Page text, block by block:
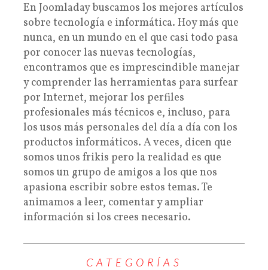
En Joomladay buscamos los mejores artículos
sobre tecnología e informática. Hoy más que
nunca, en un mundo en el que casi todo pasa
por conocer las nuevas tecnologías,
encontramos que es imprescindible manejar
y comprender las herramientas para surfear
por Internet, mejorar los perfiles
profesionales más técnicos e, incluso, para
los usos más personales del día a día con los
productos informáticos. A veces, dicen que
somos unos frikis pero la realidad es que
somos un grupo de amigos a los que nos
apasiona escribir sobre estos temas. Te
animamos a leer, comentar y ampliar
información si los crees necesario.
CATEGORÍAS